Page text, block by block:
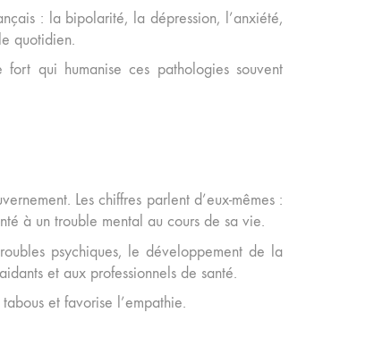
: la bipolarité, la dépression, l’anxiété,
quotidien.
qui humanise ces pathologies souvent
Les chiffres parlent d’eux-mêmes :
à un trouble mental au cours de sa vie.
psychiques, le développement de la
et aux professionnels de santé.
et favorise l’empathie.